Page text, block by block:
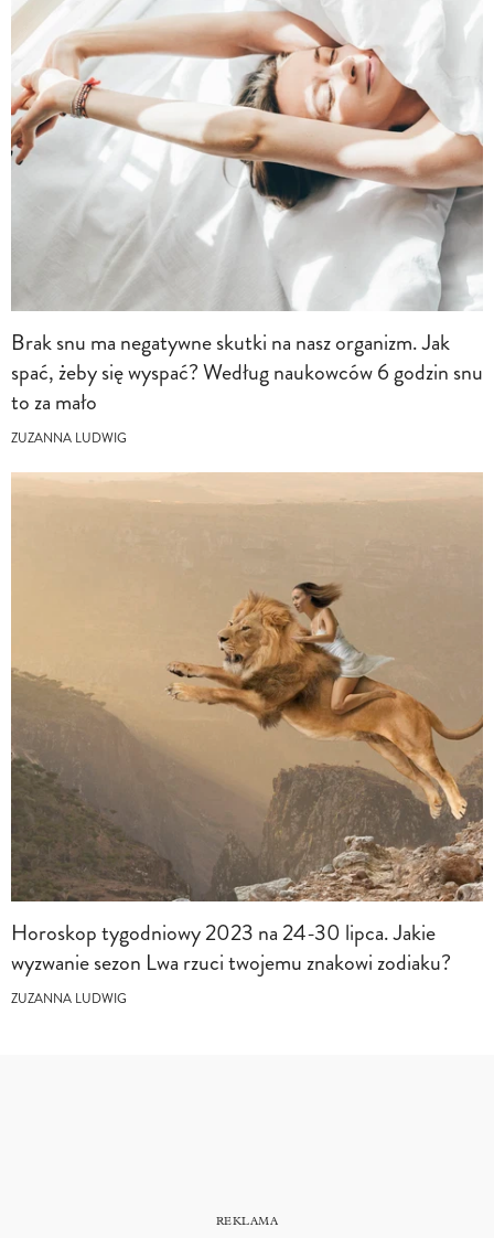
Brak snu ma negatywne skutki na nasz organizm. Jak
spać, żeby się wyspać? Według naukowców 6 godzin snu
to za mało
ZUZANNA LUDWIG
Horoskop tygodniowy 2023 na 24-30 lipca. Jakie
wyzwanie sezon Lwa rzuci twojemu znakowi zodiaku?
ZUZANNA LUDWIG